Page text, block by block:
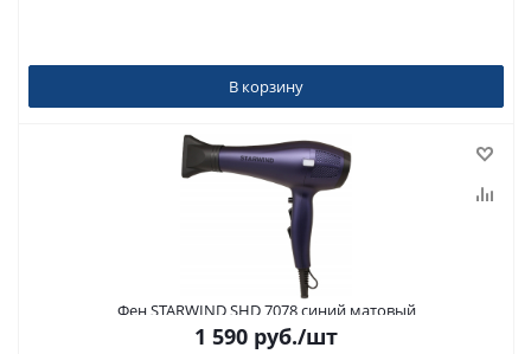
В корзину
Фен STARWIND SHD 7078 синий матовый
1 590 руб./шт